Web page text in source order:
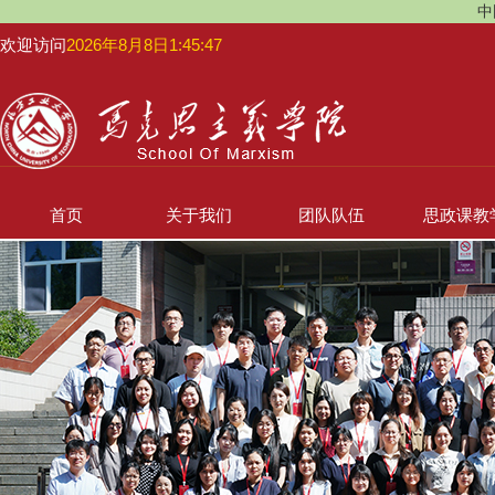
欢迎访问2026年8月8日1:45:48
首页 关于我们 团队队伍 思政课教